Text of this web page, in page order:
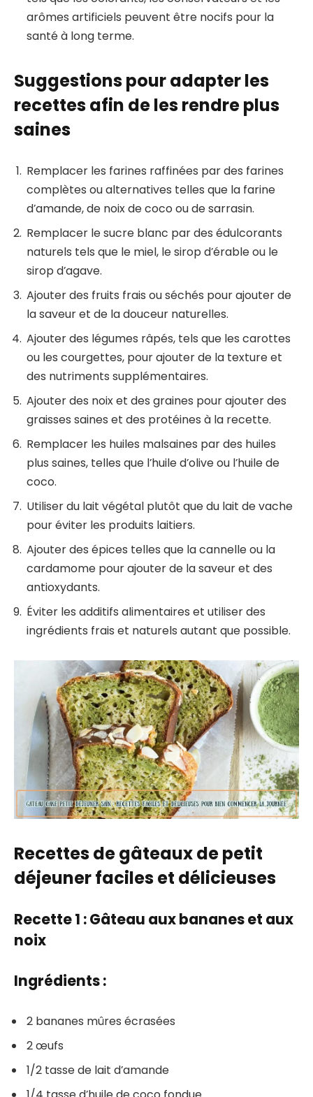
arômes artificiels peuvent être nocifs pour la
santé à long terme.
Suggestions pour adapter les
recettes afin de les rendre plus
saines
Remplacer les farines raffinées par des farines
complètes ou alternatives telles que la farine
d’amande, de noix de coco ou de sarrasin.
Remplacer le sucre blanc par des édulcorants
naturels tels que le miel, le sirop d’érable ou le
sirop d’agave.
Ajouter des fruits frais ou séchés pour ajouter de
la saveur et de la douceur naturelles.
Ajouter des légumes râpés, tels que les carottes
ou les courgettes, pour ajouter de la texture et
des nutriments supplémentaires.
Ajouter des noix et des graines pour ajouter des
graisses saines et des protéines à la recette.
Remplacer les huiles malsaines par des huiles
plus saines, telles que l’huile d’olive ou l’huile de
coco.
Utiliser du lait végétal plutôt que du lait de vache
pour éviter les produits laitiers.
Ajouter des épices telles que la cannelle ou la
cardamome pour ajouter de la saveur et des
antioxydants.
Éviter les additifs alimentaires et utiliser des
ingrédients frais et naturels autant que possible.
Recettes de gâteaux de petit
déjeuner faciles et délicieuses
Recette 1 : Gâteau aux bananes et aux
noix
Ingrédients :
2 bananes mûres écrasées
2 œufs
1/2 tasse de lait d’amande